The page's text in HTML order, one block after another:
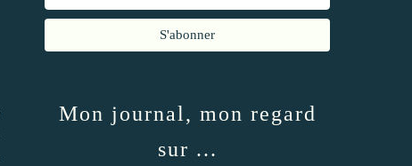
Mon journal, mon regard
sur ...